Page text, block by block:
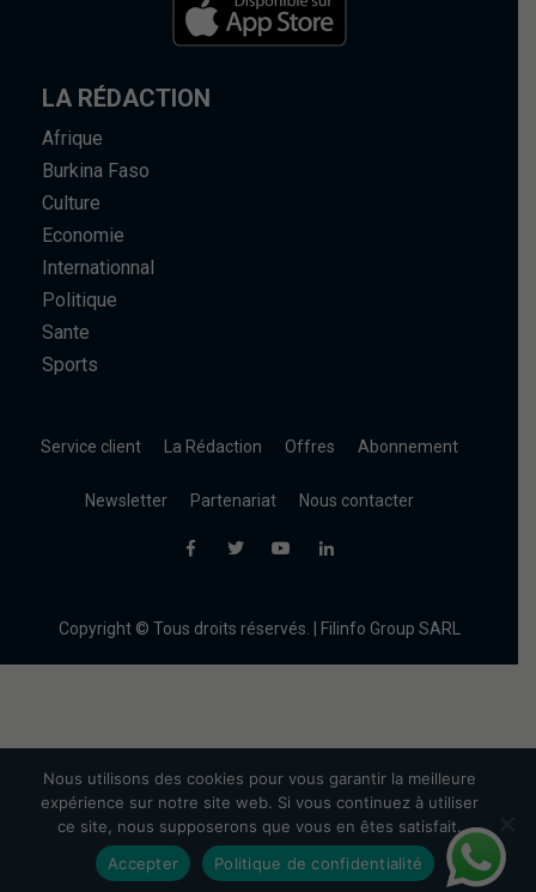
LA RÉDACTION
Afrique
Burkina Faso
Culture
Economie
Internationnal
Politique
Sante
Sports
Service client La Rédaction Offres Abonnement
Newsletter Partenariat Nous contacter
Copyright © Tous droits réservés. | Filinfo Group SARL
Nous utilisons des cookies pour vous garantir la meilleure
expérience sur notre site web. Si vous continuez à utiliser
ce site, nous supposerons que vous en êtes satisfait.
Accepter
Politique de confidentialité